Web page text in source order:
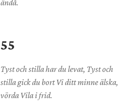
ändå.
55
Tyst och stilla har du levat, Tyst och
stilla gick du bort Vi ditt minne älska,
vörda Vila i frid.